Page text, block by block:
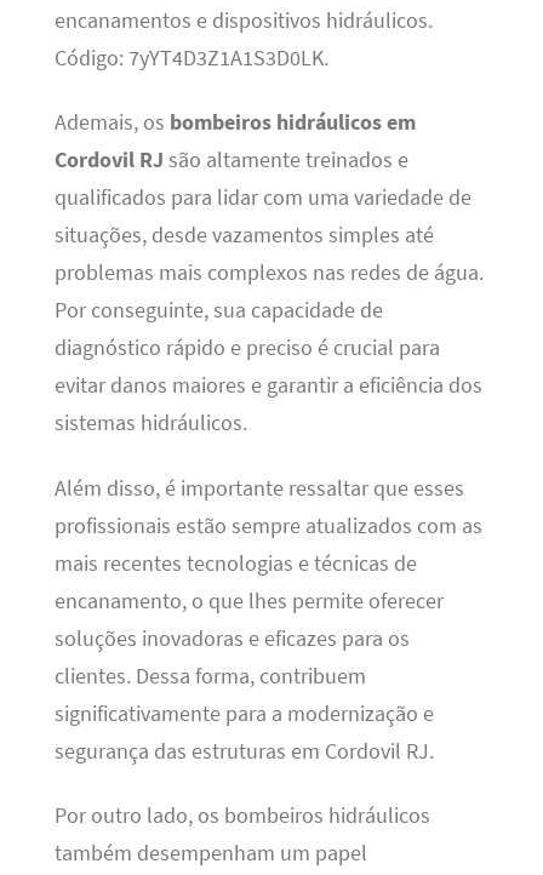
encanamentos e dispositivos hidráulicos.
Código: 7yYT4D3Z1A1S3D0LK.
Ademais, os bombeiros hidráulicos em
Cordovil RJ são altamente treinados e
qualificados para lidar com uma variedade de
situações, desde vazamentos simples até
problemas mais complexos nas redes de água.
Por conseguinte, sua capacidade de
diagnóstico rápido e preciso é crucial para
evitar danos maiores e garantir a eficiência dos
sistemas hidráulicos.
Além disso, é importante ressaltar que esses
profissionais estão sempre atualizados com as
mais recentes tecnologias e técnicas de
encanamento, o que lhes permite oferecer
soluções inovadoras e eficazes para os
clientes. Dessa forma, contribuem
significativamente para a modernização e
segurança das estruturas em Cordovil RJ.
Por outro lado, os bombeiros hidráulicos
também desempenham um papel